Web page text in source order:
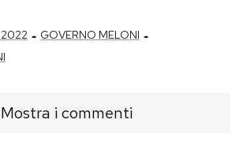
2022 - GOVERNO MELONI -
Mostra i commenti